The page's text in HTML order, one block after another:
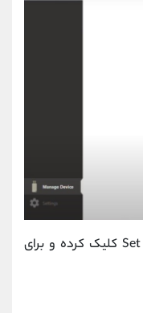
مرحله بعدی بر روی گزینه Set Password کلیک کرده و برای